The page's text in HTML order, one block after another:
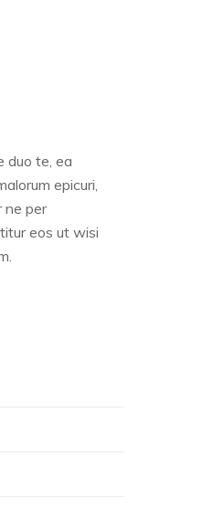
duo te, ea
epicuri,
ne per
eos ut wisi